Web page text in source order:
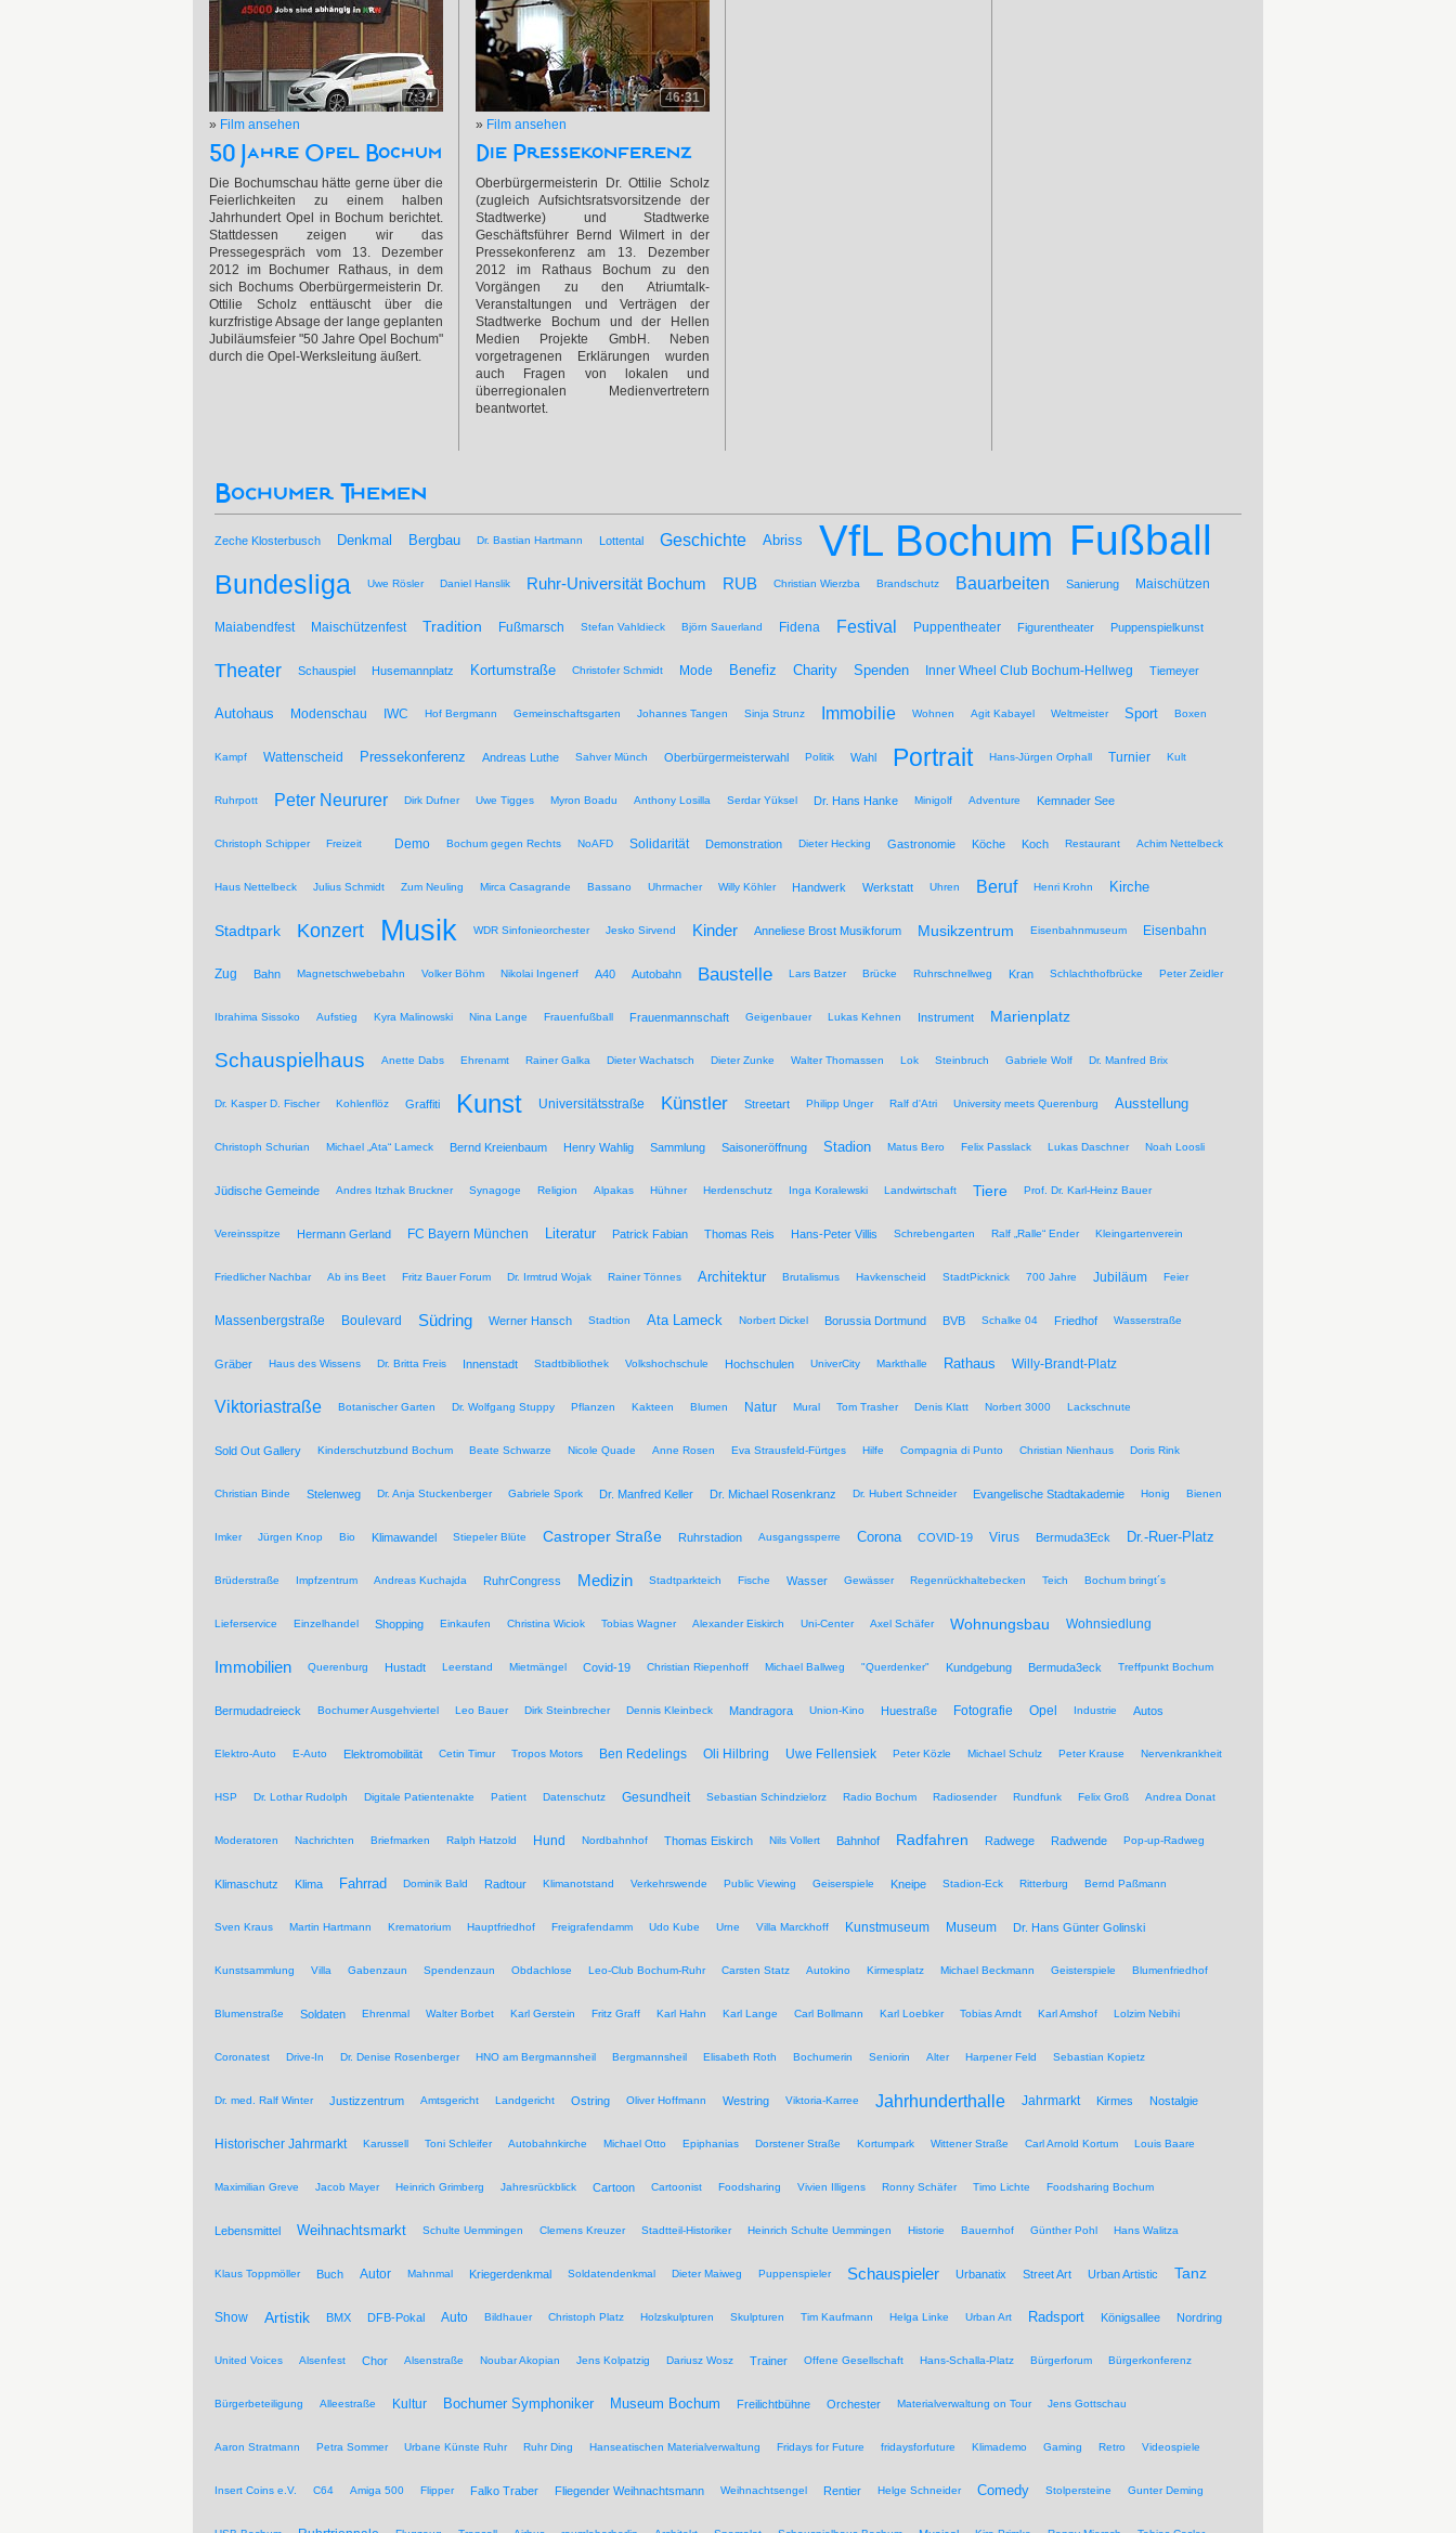
7:34
» Film ansehen
50 Jahre Opel Bochum
Die Bochumschau hätte gerne über die
Feierlichkeiten zu einem halben
Jahrhundert Opel in Bochum berichtet.
Stattdessen zeigen wir das
Pressegespräch vom 13. Dezember
2012 im Bochumer Rathaus, in dem
sich Bochums Oberbürgermeisterin Dr.
Ottilie Scholz enttäuscht über die
kurzfristige Absage der lange geplanten
Jubiläumsfeier "50 Jahre Opel Bochum"
durch die Opel-Werksleitung äußert.
46:31
» Film ansehen
Die Pressekonferenz
Oberbürgermeisterin Dr. Ottilie Scholz
(zugleich Aufsichtsratsvorsitzende der
Stadtwerke) und Stadtwerke
Geschäftsführer Bernd Wilmert in der
Pressekonferenz am 13. Dezember
2012 im Rathaus Bochum zu den
Vorgängen zu den Atriumtalk-
Veranstaltungen und Verträgen der
Stadtwerke Bochum und der Hellen
Medien Projekte GmbH. Neben
vorgetragenen Erklärungen wurden
auch Fragen von lokalen und
überregionalen Medienvertretern
beantwortet.
Bochumer Themen
Zeche Klosterbusch Denkmal Bergbau Dr. Bastian Hartmann Lottental Geschichte Abriss VfL Bochum Fußball
Bundesliga Uwe Rösler Daniel Hanslik Ruhr-Universität Bochum RUB Christian Wierzba Brandschutz Bauarbeiten Sanierung Maischützen
Maiabendfest Maischützenfest Tradition Fußmarsch Stefan Vahldieck Björn Sauerland Fidena Festival Puppentheater Figurentheater Puppenspielkunst
Theater Schauspiel Husemannplatz Kortumstraße Christofer Schmidt Mode Benefiz Charity Spenden Inner Wheel Club Bochum-Hellweg Tiemeyer
Autohaus Modenschau IWC Hof Bergmann Gemeinschaftsgarten Johannes Tangen Sinja Strunz Immobilie Wohnen Agit Kabayel Weltmeister Sport Boxen
Kampf Wattenscheid Pressekonferenz Andreas Luthe Sahver Münch Oberbürgermeisterwahl Politik Wahl Portrait Hans-Jürgen Orphall Turnier Kult
Ruhrpott Peter Neururer Dirk Dufner Uwe Tigges Myron Boadu Anthony Losilla Serdar Yüksel Dr. Hans Hanke Minigolf Adventure Kemnader See
Christoph Schipper Freizeit Demo Bochum gegen Rechts NoAFD Solidarität Demonstration Dieter Hecking Gastronomie Köche Koch Restaurant Achim Nettelbeck
Haus Nettelbeck Julius Schmidt Zum Neuling Mirca Casagrande Bassano Uhrmacher Willy Köhler Handwerk Werkstatt Uhren Beruf Henri Krohn Kirche
Stadtpark Konzert Musik WDR Sinfonieorchester Jesko Sirvend Kinder Anneliese Brost Musikforum Musikzentrum Eisenbahnmuseum Eisenbahn
Zug Bahn Magnetschwebebahn Volker Böhm Nikolai Ingenerf A40 Autobahn Baustelle Lars Batzer Brücke Ruhrschnellweg Kran Schlachthofbrücke Peter Zeidler
Ibrahima Sissoko Aufstieg Kyra Malinowski Nina Lange Frauenfußball Frauenmannschaft Geigenbauer Lukas Kehnen Instrument Marienplatz
Schauspielhaus Anette Dabs Ehrenamt Rainer Galka Dieter Wachatsch Dieter Zunke Walter Thomassen Lok Steinbruch Gabriele Wolf Dr. Manfred Brix
Dr. Kasper D. Fischer Kohlenflöz Graffiti Kunst Universitätsstraße Künstler Streetart Philipp Unger Ralf d'Atri University meets Querenburg Ausstellung
Christoph Schurian Michael „Ata“ Lameck Bernd Kreienbaum Henry Wahlig Sammlung Saisoneröffnung Stadion Matus Bero Felix Passlack Lukas Daschner Noah Loosli
Jüdische Gemeinde Andres Itzhak Bruckner Synagoge Religion Alpakas Hühner Herdenschutz Inga Koralewski Landwirtschaft Tiere Prof. Dr. Karl-Heinz Bauer
Vereinsspitze Hermann Gerland FC Bayern München Literatur Patrick Fabian Thomas Reis Hans-Peter Villis Schrebengarten Ralf „Ralle“ Ender Kleingartenverein
Friedlicher Nachbar Ab ins Beet Fritz Bauer Forum Dr. Irmtrud Wojak Rainer Tönnes Architektur Brutalismus Havkenscheid StadtPicknick 700 Jahre Jubiläum Feier
Massenbergstraße Boulevard Südring Werner Hansch Stadtion Ata Lameck Norbert Dickel Borussia Dortmund BVB Schalke 04 Friedhof Wasserstraße
Gräber Haus des Wissens Dr. Britta Freis Innenstadt Stadtbibliothek Volkshochschule Hochschulen UniverCity Markthalle Rathaus Willy-Brandt-Platz
Viktoriastraße Botanischer Garten Dr. Wolfgang Stuppy Pflanzen Kakteen Blumen Natur Mural Tom Trasher Denis Klatt Norbert 3000 Lackschnute
Sold Out Gallery Kinderschutzbund Bochum Beate Schwarze Nicole Quade Anne Rosen Eva Strausfeld-Fürtges Hilfe Compagnia di Punto Christian Nienhaus Doris Rink
Christian Binde Stelenweg Dr. Anja Stuckenberger Gabriele Spork Dr. Manfred Keller Dr. Michael Rosenkranz Dr. Hubert Schneider Evangelische Stadtakademie Honig Bienen
Imker Jürgen Knop Bio Klimawandel Stiepeler Blüte Castroper Straße Ruhrstadion Ausgangssperre Corona COVID-19 Virus Bermuda3Eck Dr.-Ruer-Platz
Brüderstraße Impfzentrum Andreas Kuchajda RuhrCongress Medizin Stadtparkteich Fische Wasser Gewässer Regenrückhaltebecken Teich Bochum bringt´s
Lieferservice Einzelhandel Shopping Einkaufen Christina Wiciok Tobias Wagner Alexander Eiskirch Uni-Center Axel Schäfer Wohnungsbau Wohnsiedlung
Immobilien Querenburg Hustadt Leerstand Mietmängel Covid-19 Christian Riepenhoff Michael Ballweg "Querdenker" Kundgebung Bermuda3eck Treffpunkt Bochum
Bermudadreieck Bochumer Ausgehviertel Leo Bauer Dirk Steinbrecher Dennis Kleinbeck Mandragora Union-Kino Huestraße Fotografie Opel Industrie Autos
Elektro-Auto E-Auto Elektromobilität Cetin Timur Tropos Motors Ben Redelings Oli Hilbring Uwe Fellensiek Peter Közle Michael Schulz Peter Krause Nervenkrankheit
HSP Dr. Lothar Rudolph Digitale Patientenakte Patient Datenschutz Gesundheit Sebastian Schindzielorz Radio Bochum Radiosender Rundfunk Felix Groß Andrea Donat
Moderatoren Nachrichten Briefmarken Ralph Hatzold Hund Nordbahnhof Thomas Eiskirch Nils Vollert Bahnhof Radfahren Radwege Radwende Pop-up-Radweg
Klimaschutz Klima Fahrrad Dominik Bald Radtour Klimanotstand Verkehrswende Public Viewing Geiserspiele Kneipe Stadion-Eck Ritterburg Bernd Paßmann
Sven Kraus Martin Hartmann Krematorium Hauptfriedhof Freigrafendamm Udo Kube Urne Villa Marckhoff Kunstmuseum Museum Dr. Hans Günter Golinski
Kunstsammlung Villa Gabenzaun Spendenzaun Obdachlose Leo-Club Bochum-Ruhr Carsten Statz Autokino Kirmesplatz Michael Beckmann Geisterspiele Blumenfriedhof
Blumenstraße Soldaten Ehrenmal Walter Borbet Karl Gerstein Fritz Graff Karl Hahn Karl Lange Carl Bollmann Karl Loebker Tobias Arndt Karl Amshof Lolzim Nebihi
Coronatest Drive-In Dr. Denise Rosenberger HNO am Bergmannsheil Bergmannsheil Elisabeth Roth Bochumerin Seniorin Alter Harpener Feld Sebastian Kopietz
Dr. med. Ralf Winter Justizzentrum Amtsgericht Landgericht Ostring Oliver Hoffmann Westring Viktoria-Karree Jahrhunderthalle Jahrmarkt Kirmes Nostalgie
Historischer Jahrmarkt Karussell Toni Schleifer Autobahnkirche Michael Otto Epiphanias Dorstener Straße Kortumpark Wittener Straße Carl Arnold Kortum Louis Baare
Maximilian Greve Jacob Mayer Heinrich Grimberg Jahresrückblick Cartoon Cartoonist Foodsharing Vivien Illigens Ronny Schäfer Timo Lichte Foodsharing Bochum
Lebensmittel Weihnachtsmarkt Schulte Uemmingen Clemens Kreuzer Stadtteil-Historiker Heinrich Schulte Uemmingen Historie Bauernhof Günther Pohl Hans Walitza
Klaus Toppmöller Buch Autor Mahnmal Kriegerdenkmal Soldatendenkmal Dieter Maiweg Puppenspieler Schauspieler Urbanatix Street Art Urban Artistic Tanz
Show Artistik BMX DFB-Pokal Auto Bildhauer Christoph Platz Holzskulpturen Skulpturen Tim Kaufmann Helga Linke Urban Art Radsport Königsallee Nordring
United Voices Alsenfest Chor Alsenstraße Noubar Akopian Jens Kolpatzig Dariusz Wosz Trainer Offene Gesellschaft Hans-Schalla-Platz Bürgerforum Bürgerkonferenz
Bürgerbeteiligung Alleestraße Kultur Bochumer Symphoniker Museum Bochum Freilichtbühne Orchester Materialverwaltung on Tour Jens Gottschau
Aaron Stratmann Petra Sommer Urbane Künste Ruhr Ruhr Ding Hanseatischen Materialverwaltung Fridays for Future fridaysforfuture Klimademo Gaming Retro Videospiele
Insert Coins e.V. C64 Amiga 500 Flipper Falko Traber Fliegender Weihnachtsmann Weihnachtsengel Rentier Helge Schneider Comedy Stolpersteine Gunter Deming